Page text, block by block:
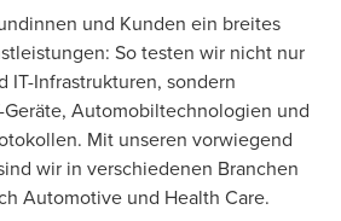
und Kunden ein breites
So testen wir nicht nur
IT-Infrastrukturen, sondern
Geräte, Automobiltechnologien und
Mit unseren vorwiegend
wir in verschiedenen Branchen
Automotive und Health Care.